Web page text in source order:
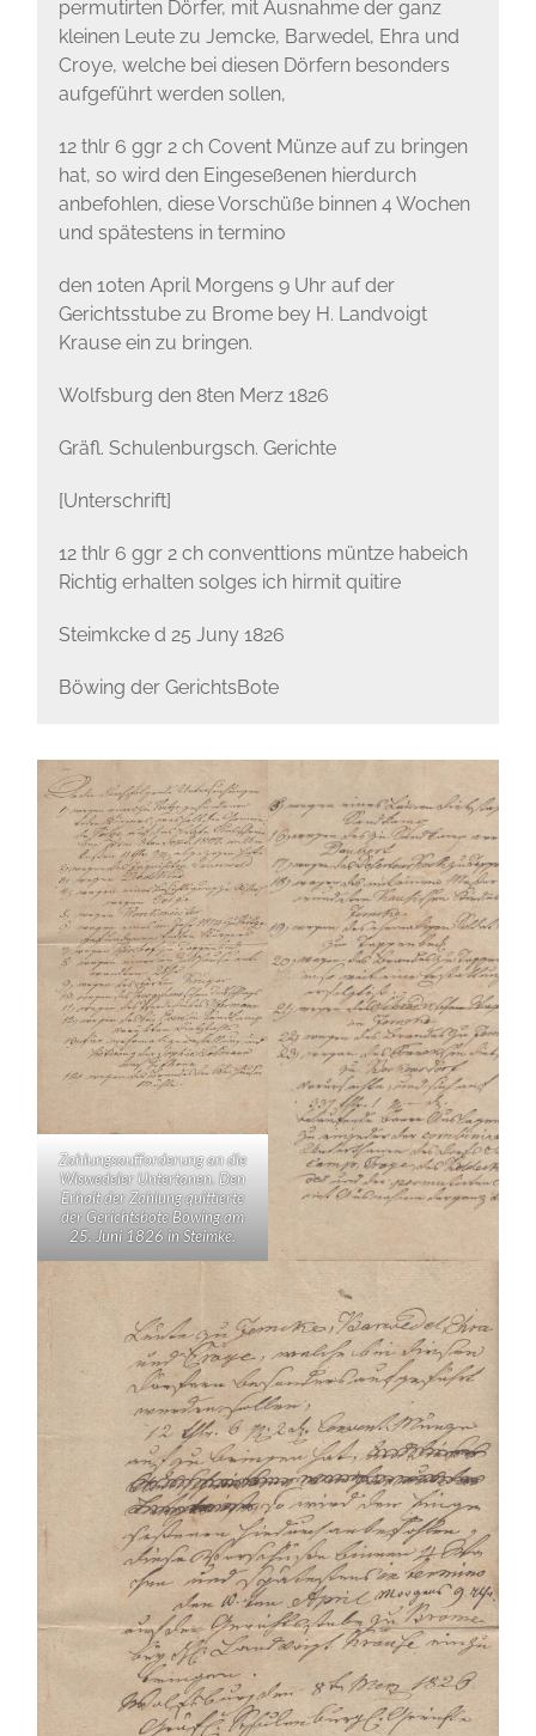
permutirten Dörfer, mit Ausnahme der ganz
kleinen Leute zu Jemcke, Barwedel, Ehra und
Croye, welche bei diesen Dörfern besonders
aufgeführt werden sollen,
12 thlr 6 ggr 2 ch Covent Münze auf zu bringen
hat, so wird den Eingeseßenen hierdurch
anbefohlen, diese Vorschüße binnen 4 Wochen
und spätestens in termino
den 10ten April Morgens 9 Uhr auf der
Gerichtsstube zu Brome bey H. Landvoigt
Krause ein zu bringen.
Wolfsburg den 8ten Merz 1826
Gräfl. Schulenburgsch. Gerichte
[Unterschrift]
12 thlr 6 ggr 2 ch conventtions müntze habeich
Richtig erhalten solges ich hirmit quitire
Steimkcke d 25 Juny 1826
Böwing der GerichtsBote
Zahlungsaufforderung an die
Wiswedeler Untertanen. Den
Erhalt der Zahlung quittierte
der Gerichtsbote Böwing am
25. Juni 1826 in Steimke.